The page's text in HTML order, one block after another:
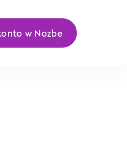
w Nozbe